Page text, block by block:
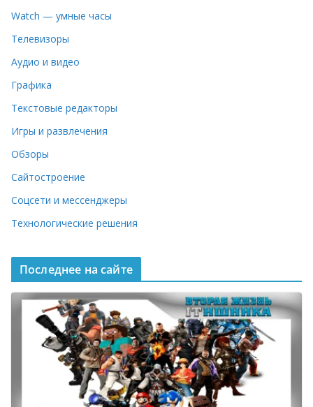
Watch — умные часы
Телевизоры
Аудио и видео
Графика
Текстовые редакторы
Игры и развлечения
Обзоры
Сайтостроение
Соцсети и мессенджеры
Технологические решения
Последнее на сайте